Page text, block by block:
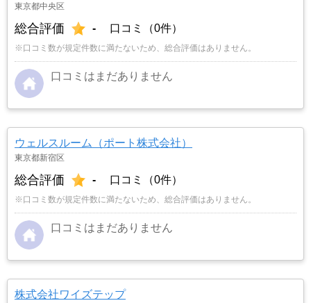
東京都中央区
総合評価 - 口コミ（0件）
※口コミ数が規定件数に満たないため、総合評価はありません。
口コミはまだありません
ウェルスルーム（ポート株式会社）
東京都新宿区
総合評価 - 口コミ（0件）
※口コミ数が規定件数に満たないため、総合評価はありません。
口コミはまだありません
株式会社ワイズテップ